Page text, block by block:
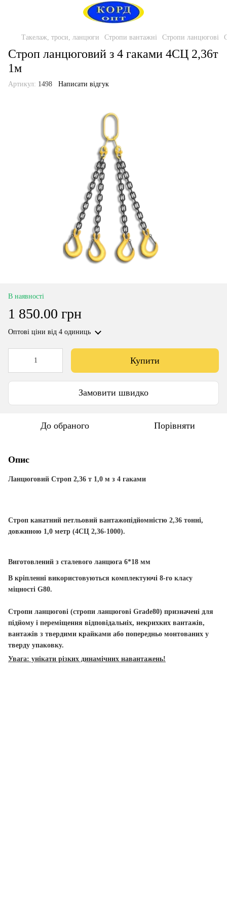
Такелаж, троси, ланцюги Стропи вантажні Стропи ланцюгові
Строп ланцюговий з 4 гаками 4СЦ 2,36т
1м
Артикул: 1498 Написати відгук
В наявності
1 850.00 грн
Оптові ціни від 4 одиниць
Купити
Замовити швидко
До обраного Порівняти
Опис
Ланцюговий Строп 2,36 т 1,0 м з 4 гаками
Строп канатний петльовий вантажопідйомністю 2,36 тонні,
довжиною 1,0 метр (4СЦ 2,36-1000).
Виготовлений з сталевого ланцюга 6*18 мм
В кріпленні використовуються комплектуючі 8-го класу
міцності G80.
Стропи ланцюгові (стропи ланцюгові Grade80) призначені для
підйому і переміщення відповідальніх, некрихких вантажів,
вантажів з твердими крайками або попередньо монтованих у
тверду упаковку.
Увага: унікати різких динамічних навантажень!